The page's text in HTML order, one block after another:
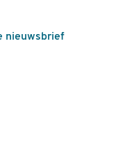
nieuwsbrief